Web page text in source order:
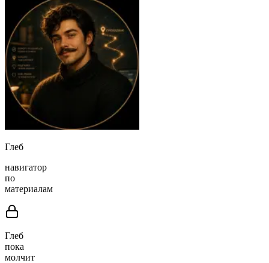
Глеб
навигатор
по
материалам
Глеб
пока
молчит